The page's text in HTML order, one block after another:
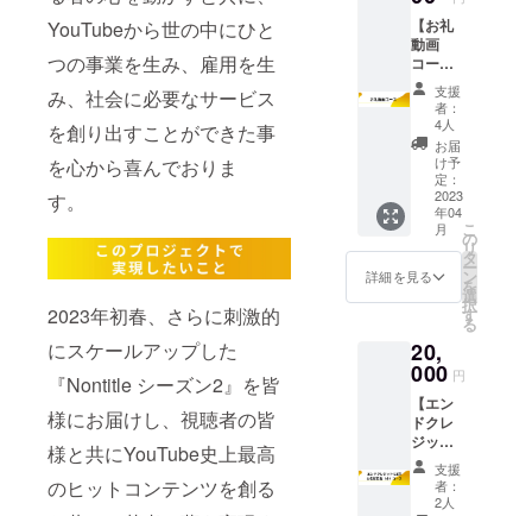
YouTubeから世の中にひと
つの事業を生み、雇用を生
み、社会に必要なサービス
を創り出すことができた事
を心から喜んでおりま
す。
2023年初春、さらに刺激的
にスケールアップした
『Nontitle シーズン2』を皆
様にお届けし、視聴者の皆
様と共にYouTube史上最高
のヒットコンテンツを創る
バーの
支援者
限定コ
ラム全5
回をお
届け
CAMPF
IRE限定
Nontitle
ステッ
カー
【お礼
動画
コー
ス】 ヒ
カル&朝
倉未来
からの
お礼限
定動画
（1分程
度） お
礼の
メッ
セージ
CAMPF
IRE活動
てプロ
デュー
サー兼
チーフ
メン
ター青
木＆出
演メン
バーの
支援
者：
4人
お届
け予
定：
2023
年04
月
詳細を見る
こ
の
リ
タ
ー
ン
を
選
択
す
る
20,
000 円
【エン
ドクレ
ジット
に1回お
名前記
支援
者：
2人